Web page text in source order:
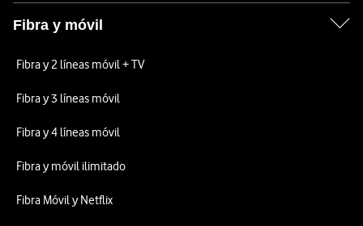
Fibra y móvil
Fibra y 2 líneas móvil + TV
Fibra y 3 líneas móvil
Fibra y 4 líneas móvil
Fibra y móvil ilimitado
Fibra Móvil y Netflix